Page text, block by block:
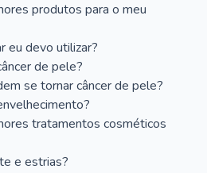
produtos para o meu
eu devo utilizar?
de pele?
se tornar câncer de pele?
tratamentos cosméticos
e estrias?